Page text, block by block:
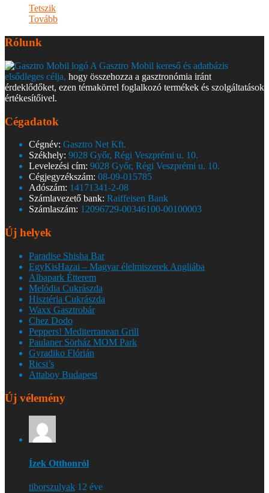
Tetszik
Tovább
Rólunk
A Gasztro Mobil kereső és adatbázis
elsődleges célja, hogy összehozza a gasztronómia iránt
érdeklődőket, ezen témakörrel foglalkozó termékek és szolgáltatások
értékesítőivel.
Cégadatok
Cégnév: Gasztro Net Kft.
Székhely: 9028 Győr, Régi Veszprémi u. 10.
Levelezési cím: 9028 Győr, Régi Veszprémi u. 10.
Cégjegyzékszám: 08-09-015785
Adószám: 14171341-2-08
Számlavezető bank: Raiffeisen Bank
Számlaszám: 12096729-00346100-00100003
Új helyek
Paradise Shisha Bar
EgyKisHazai – Magyar élelmiszerek Angliába
Albapark Étterem
Melódia Cukrászda
Hisztéria Cukrászda
Waxx Gasztrobár
Chez Dodo
Peppers! Mediterranean Grill
Paulaner Sörház MOM Park
Gyradiko Flórián
Ricsi’s
Attaboy Budapest
Új vélemény
Ízek Otthonról
tiborszulyak 12 éve